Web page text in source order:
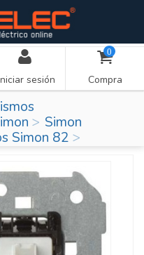
sesión
0
Compra
Simon
Simon 82